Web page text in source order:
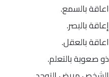
اعاقة بالسمع.
إعاقة بالبصر.
اعاقة بالعقل.
ذو صعوبة بالتعلم.